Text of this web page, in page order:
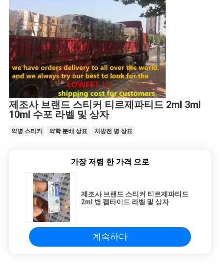
제조사 브랜드 스티커 티르제파티드 2ml 3ml
10ml 수포 라벨 및 상자
약병 스티커 약학 분배 상표 처방전 병 상표
가장 저렴 한 가격 으로
제조사 브랜드 스티커 티르제파티드
2ml 병 펩타이드 라벨 및 상자
계속하다